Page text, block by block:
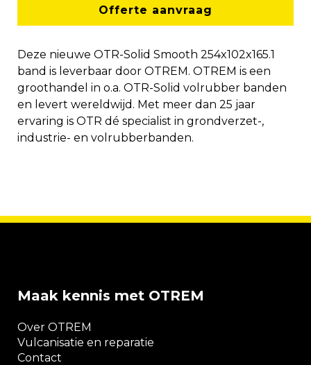
Offerte aanvraag
Deze nieuwe OTR-Solid Smooth 254x102x165.1
band is leverbaar door OTREM. OTREM is een
groothandel in o.a. OTR-Solid volrubber banden
en levert wereldwijd. Met meer dan 25 jaar
ervaring is OTR dé specialist in grondverzet-,
industrie- en volrubberbanden.
Maak kennis met OTREM
Over OTREM
Vulcanisatie en reparatie
Contact